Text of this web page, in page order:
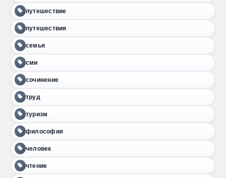
путешествие
путешествия
семья
сми
сочинение
труд
туризм
философия
человек
чтение